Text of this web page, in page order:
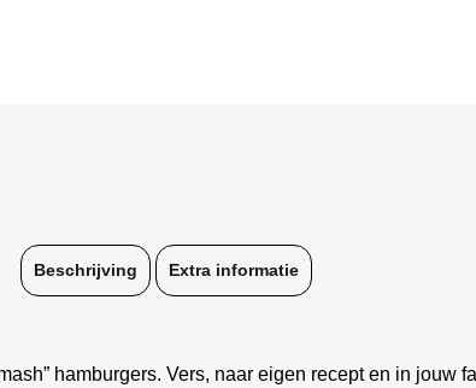
Beschrijving Extra informatie
hamburgers. Vers, naar eigen recept en in jouw